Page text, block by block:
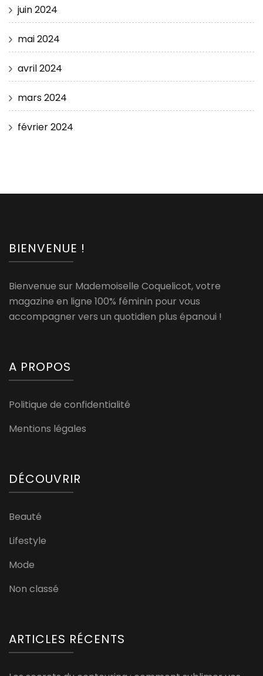
juin 2024
mai 2024
avril 2024
mars 2024
février 2024
BIENVENUE !
Bienvenue sur Mademoiselle Coquelicot, votre
magazine en ligne 100% féminin pour vous
accompagner vers un quotidien plus épanoui !
A PROPOS
Politique de confidentialité
Mentions légales
DÉCOUVRIR
Beauté
Lifestyle
Mode
Non classé
ARTICLES RÉCENTS